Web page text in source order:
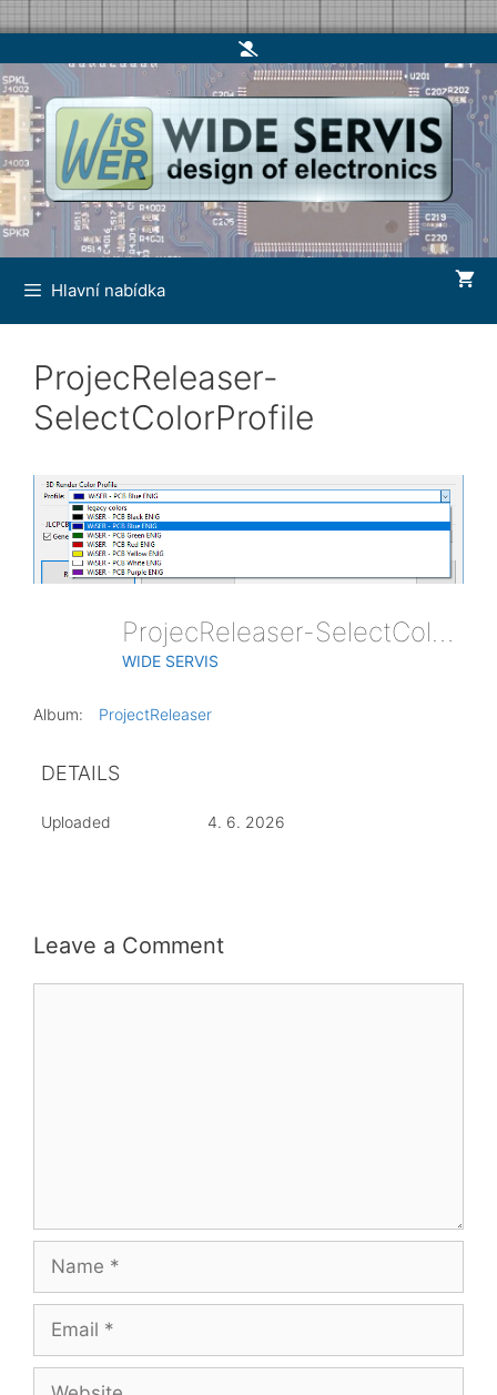
to
content
Hlavní nabídka
ProjecReleaser-
SelectColorProfile
ProjecReleaser-SelectColorProfile
WIDE SERVIS
Album: ProjectReleaser
DETAILS
Uploaded 4. 6. 2026
Leave a Comment